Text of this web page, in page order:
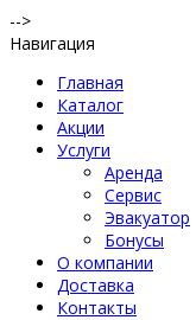
-->
Навигация
Главная
Каталог
Акции
Услуги
Аренда
Сервис
Эвакуатор
Бонусы
О компании
Доставка
Контакты